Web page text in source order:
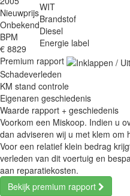
Nieuwprijs
Onbekend
BPM
€ 8829
WIT
Brandstof
Diesel
Energie label
Premium rapport
Schadeverleden
KM stand controle
Eigenaren geschiedenis
Waarde rapport + geschiedenis
Voorkom een Miskoop. Indien u
dan adviseren wij u met klem om
Voor een relatief klein bedrag
verleden van dit voertuig en
aan reparatiekosten.
Bekijk premium rapport